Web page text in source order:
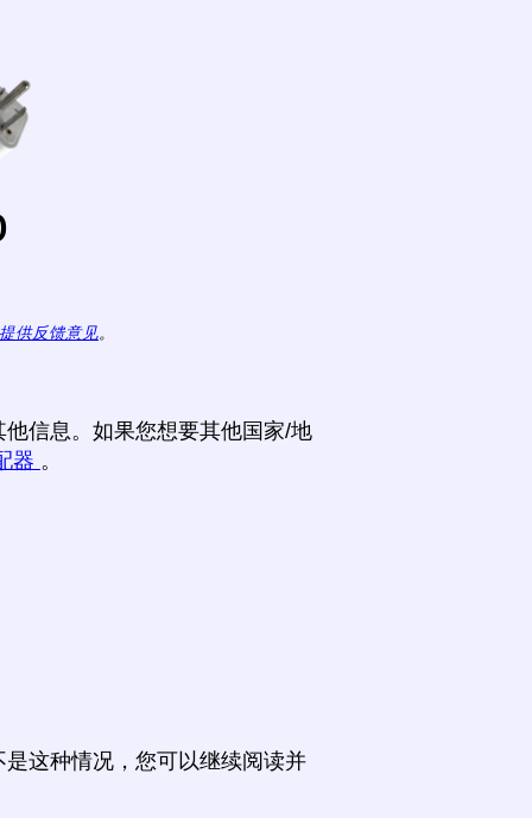
供反馈意见。
信息。如果您想要其他国家/地
器 。
这种情况，您可以继续阅读并